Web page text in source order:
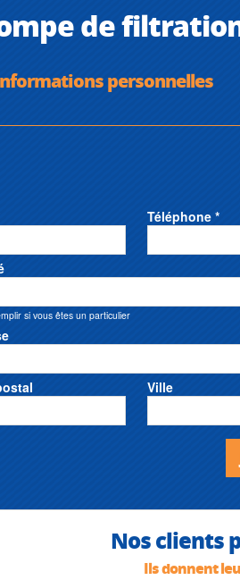
de
personnelles
Téléphone *
si vous êtes un particulier
Ville
Nos clients
Ils donnent